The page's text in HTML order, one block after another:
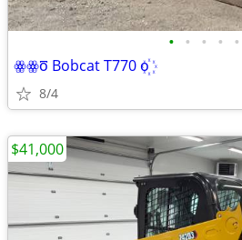
• • • • •
ꙮꙮо꙯ Bobcat T770 о꙰
8/4
$41,000